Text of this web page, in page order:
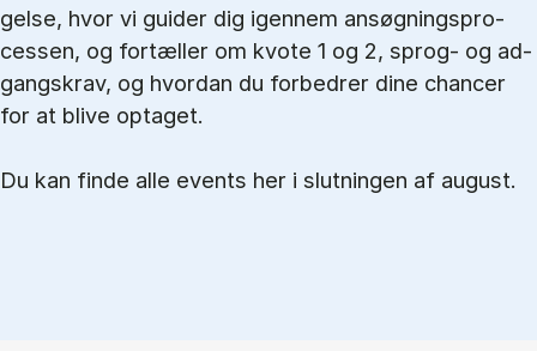
gel­se, hvor vi gu­i­der dig igen­nem an­søg­nings­pro­
ces­sen, og for­tæl­ler om kvo­te 1 og 2, sprog- og ad­
gangs­krav, og hvordan du forbedrer dine chancer
for at blive optaget.
Du kan finde alle events her i slutningen af august.